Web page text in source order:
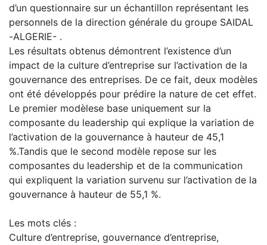
d’un questionnaire sur un échantillon représentant les
personnels de la direction générale du groupe SAIDAL
-ALGERIE- .
Les résultats obtenus démontrent l’existence d’un
impact de la culture d’entreprise sur l’activation de la
gouvernance des entreprises. De ce fait, deux modèles
ont été développés pour prédire la nature de cet effet.
Le premier modèlese base uniquement sur la
composante du leadership qui explique la variation de
l’activation de la gouvernance à hauteur de 45,1
%.Tandis que le second modèle repose sur les
composantes du leadership et de la communication
qui expliquent la variation survenu sur l’activation de la
gouvernance à hauteur de 55,1 %.
Les mots clés :
Culture d’entreprise, gouvernance d’entreprise,